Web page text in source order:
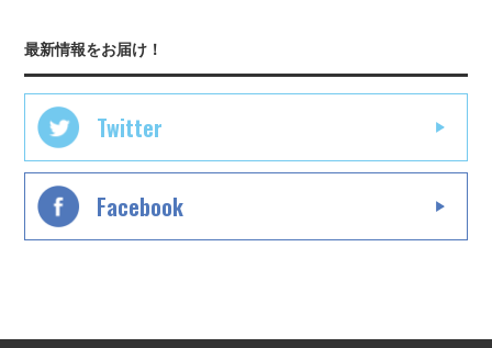
最新情報をお届け！
Twitter
Facebook